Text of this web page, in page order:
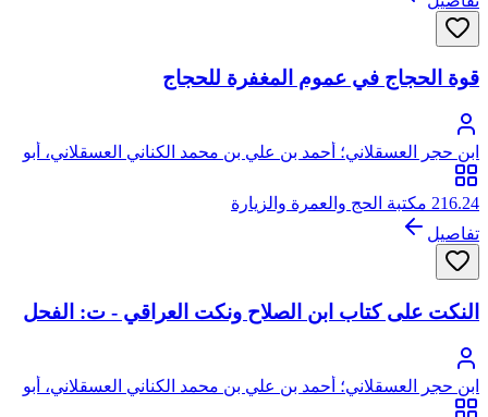
قوة الحجاج في عموم المغفرة للحجاج
ابن حجر العسقلاني؛ أحمد بن علي بن محمد الكناني العسقلاني، أبو
الفضل، شهاب الدين، ابن حجر
216.24 مكتبة الحج والعمرة والزيارة
تفاصيل
النكت على كتاب ابن الصلاح ونكت العراقي - ت: الفحل
ابن حجر العسقلاني؛ أحمد بن علي بن محمد الكناني العسقلاني، أبو
الفضل، شهاب الدين، ابن حجر